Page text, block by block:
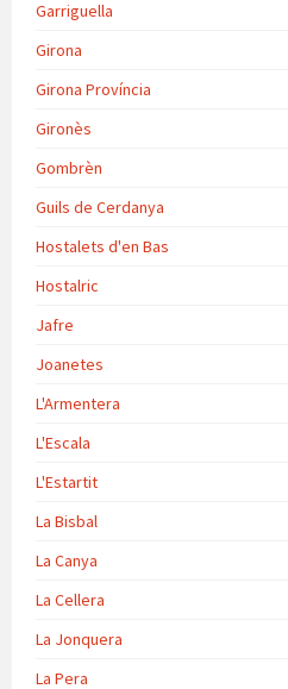
Garriguella
Girona
Girona Província
Gironès
Gombrèn
Guils de Cerdanya
Hostalets d'en Bas
Hostalric
Jafre
Joanetes
L'Armentera
L'Escala
L'Estartit
La Bisbal
La Canya
La Cellera
La Jonquera
La Pera